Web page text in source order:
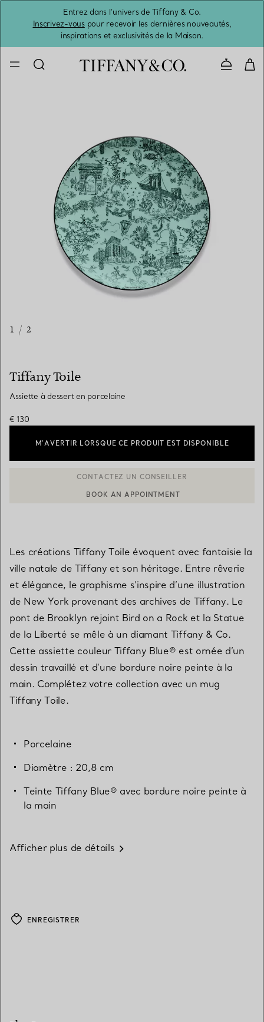
Entrez dans l’univers de Tiffany & Co.
Inscrivez-vouspour recevoir les dernières nouveautés,
inspirations et exclusivités de la Maison.
1 / 2
Tiffany Toile
Assiette à dessert en porcelaine
€ 130
M’AVERTIR LORSQUE CE PRODUIT EST DISPONIBLE
CONTACTER UN CONSEILLER CLIENT OU PRENDRE RENDEZ-
Les créations Tiffany Toile évoquent avec fantaisie la
ville natale de Tiffany et son héritage. Entre rêverie
et élégance, le graphisme s’inspire d’une illustration
de New York provenant des archives de Tiffany. Le
pont de Brooklyn rejoint Bird on a Rock et la Statue
de la Liberté se mêle à un diamant Tiffany & Co.
Cette assiette couleur Tiffany Blue® est ornée d’un
dessin travaillé et d’une bordure noire peinte à la
main. Complétez votre collection avec un mug
Tiffany Toile.
Porcelaine
Diamètre : 20,8 cm
Teinte Tiffany Blue® avec bordure noire peinte à
la main
Afficher plus de détails
ENREGISTRER